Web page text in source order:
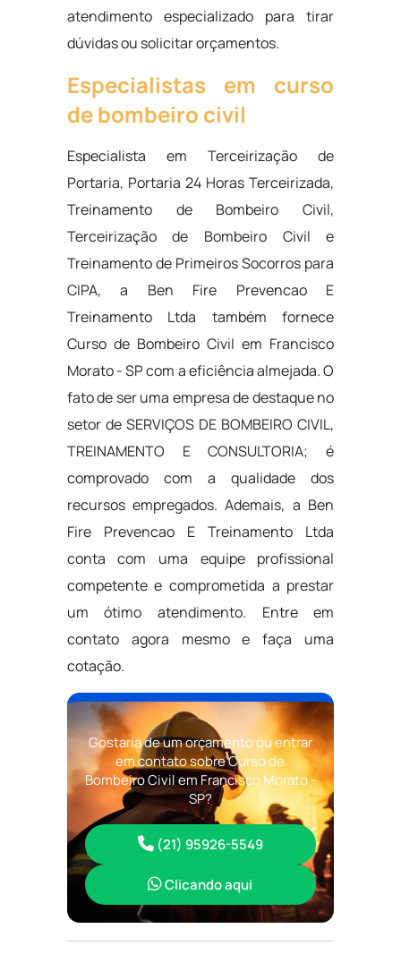
atendimento especializado para tirar
dúvidas ou solicitar orçamentos.
Especialistas em curso
de bombeiro civil
Especialista em Terceirização de
Portaria, Portaria 24 Horas Terceirizada,
Treinamento de Bombeiro Civil,
Terceirização de Bombeiro Civil e
Treinamento de Primeiros Socorros para
CIPA, a Ben Fire Prevencao E
Treinamento Ltda também fornece
Curso de Bombeiro Civil em Francisco
Morato - SP com a eficiência almejada. O
fato de ser uma empresa de destaque no
setor de SERVIÇOS DE BOMBEIRO CIVIL,
TREINAMENTO E CONSULTORIA; é
comprovado com a qualidade dos
recursos empregados. Ademais, a Ben
Fire Prevencao E Treinamento Ltda
conta com uma equipe profissional
competente e comprometida a prestar
um ótimo atendimento. Entre em
contato agora mesmo e faça uma
cotação.
Gostaria de um orçamento ou entrar
em contato sobre Curso de
Bombeiro Civil em Francisco Morato -
SP?
(21) 95926-5549
Clicando aqui